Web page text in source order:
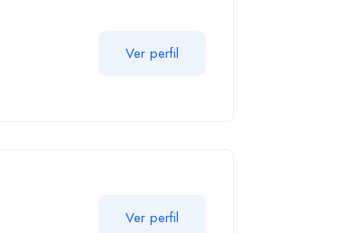
Ver perfil
Ver perfil